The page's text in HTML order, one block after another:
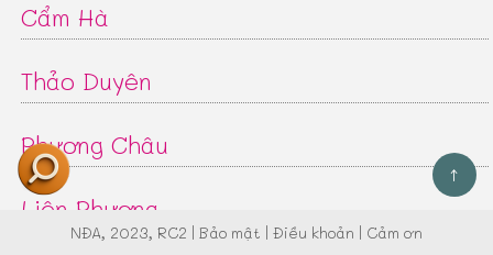
Cẩm Hà
Thảo Duyên
Phương Châu
Liên Phương
↑
NĐA, 2023, RC2 | Bảo mật | Điều khoản | Cảm ơn